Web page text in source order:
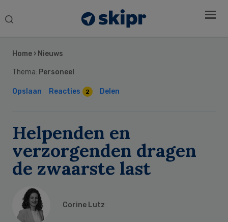
Search
Home › Nieuws
Thema: Personeel
Opslaan Reacties 2 Delen
Helpenden en
verzorgenden dragen
de zwaarste last
Corine Lutz
Sidebar